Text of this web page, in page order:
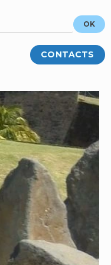
CONTACTS